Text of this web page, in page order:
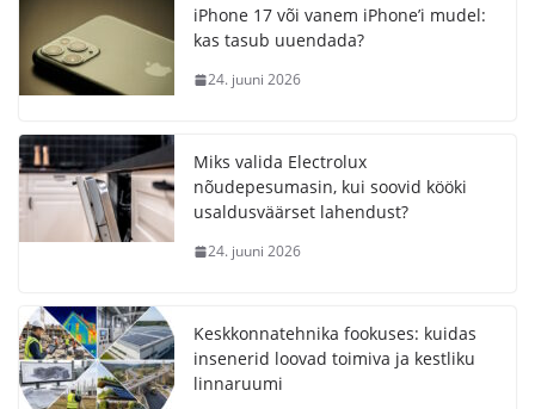
iPhone 17 või vanem iPhone’i mudel:
kas tasub uuendada?
24. juuni 2026
Miks valida Electrolux
nõudepesumasin, kui soovid kööki
usaldusväärset lahendust?
24. juuni 2026
Keskkonnatehnika fookuses: kuidas
insenerid loovad toimiva ja kestliku
linnaruumi